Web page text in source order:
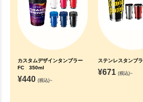
カスタムデザインタンブラー
FC 350ml
¥440 (税込)~
ステンレスタンブ
¥671 (税込)~